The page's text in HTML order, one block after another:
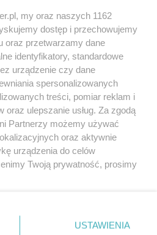
Szczeciński sp. z o.o.
my oraz naszych 1162
dostęp i przechowujemy
oraz przetwarzamy dane
identyfikatory, standardowe
urządzenie czy dane
spersonalizowanych
treści, pomiar reklam i
oraz ulepszanie usług. Za zgodą
Partnerzy możemy używać
oraz aktywnie
urządzenia do celów
Twoją prywatność, prosimy
w lewym dolnym rogu strony
danych nie wymagają
USTAWIENIA